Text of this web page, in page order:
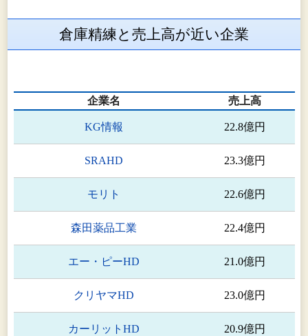
倉庫精練と売上高が近い企業
企業名 売上高
KG情報 22.8億円
SRAHD 23.3億円
モリト 22.6億円
森田薬品工業 22.4億円
エー・ピーHD 21.0億円
クリヤマHD 23.0億円
カーリットHD 20.9億円